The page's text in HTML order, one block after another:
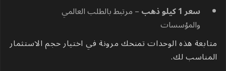
سعر 1 كيلو ذهب
– مرتبط بالطلب العالمي
والمؤسسات
متابعة هذه الوحدات تمنحك مرونة في اختيار حجم الاستثمار
المناسب لك.